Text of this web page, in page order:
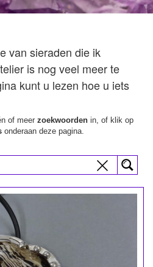
van sieraden die ik
is nog veel meer te
kunt u lezen hoe u iets
of meer zoekwoorden in, of klik op
onderaan deze pagina.